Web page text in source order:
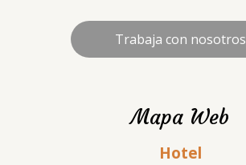
Trabaja con nosotros
Mapa Web
Hotel